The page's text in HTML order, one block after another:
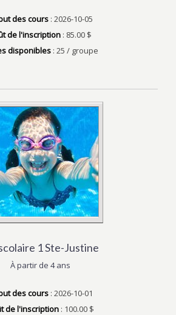
des cours: 2026-10-05
de l'inscription : 85.00 $
disponibles : 25 / groupe
1 Ste-Justine
À partir de 4 ans
des cours: 2026-10-01
de l'inscription: 100.00 $